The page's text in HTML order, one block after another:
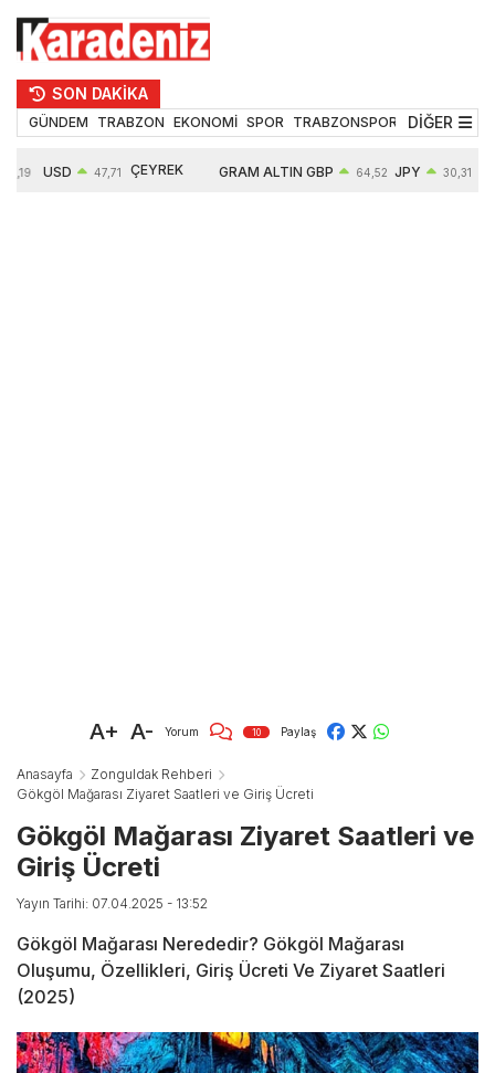
SON DAKİKA
GÜNDEM TRABZON EKONOMİ SPOR TRABZONSPOR TEKNOLOJİ
DİĞER
USD 47,71 ÇEYREK GRAM ALTIN GBP 64,52 JPY 30,31
A+ A- Yorum 10 Paylaş
Anasayfa
Zonguldak Rehberi
Gökgöl Mağarası Ziyaret Saatleri ve Giriş Ücreti
Gökgöl Mağarası Ziyaret Saatleri ve
Giriş Ücreti
Yayın Tarihi: 07.04.2025 - 13:52
Gökgöl Mağarası Nerededir? Gökgöl Mağarası
Oluşumu, Özellikleri, Giriş Ücreti Ve Ziyaret Saatleri
(2025)